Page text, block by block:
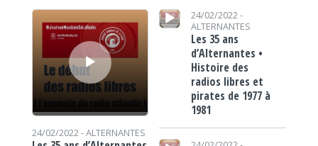
Lecteur audio
24/02/2022 -ALTERNANTES
Lecteur audio
24/02/2022 -
ALTERNANTES
Les 35 ans
d’Alternantes •
Histoire des
radios libres et
pirates de 1977 à
1981
Lecteur audio